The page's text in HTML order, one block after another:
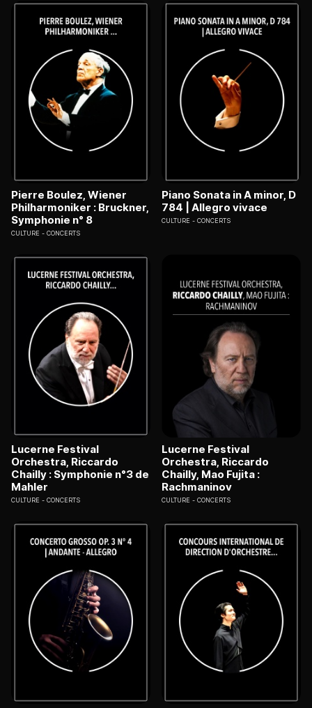
Pierre Boulez, Wiener
Philharmoniker : Bruckner,
Symphonie n° 8
CULTURE CONCERTS
Piano Sonata in A minor, D
784 | Allegro vivace
CULTURE CONCERTS
Lucerne Festival
Orchestra, Riccardo
Chailly : Symphonie n°3 de
Mahler
CULTURE CONCERTS
Lucerne Festival
Orchestra, Riccardo
Chailly, Mao Fujita :
Rachmaninov
CULTURE CONCERTS